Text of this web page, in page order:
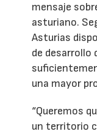
mensaje
asturiano.
Asturias
de desarrollo
una mayor
“Queremos
un territorio